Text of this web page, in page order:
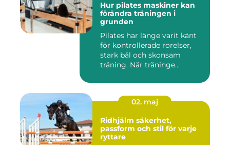
Hur pilates maskiner kan
förändra träningen i
grunden
Pilates har länge varit känt
för kontrollerade rörelser,
stark bål och skonsam
träning. När träninge...
02. maj
Ridhjälm säkerhet,
passform och stil för varje
ryttare